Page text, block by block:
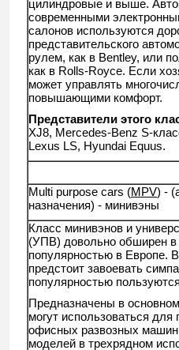
цилиндровые и выше.
современными
салонов используются
представительского
рулем, как в Bentley, или
как в Rolls-Royce. Если
может управлять
повышающими комфорт.
Представители этого
XJ8, Mercedes-Benz S-
Lexus LS, Hyundai Equus.
Multi purpose cars (MPV) -
назначения) - минивэны
Класс минивэнов и
(УПВ) довольно обширен
популярностью в Европе.
предстоит завоевать
популярностью
Предназначены в
могут использоваться для
офисных развозных
моделей в трехрядном